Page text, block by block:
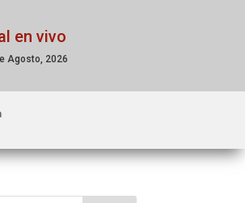
en vivo
Agosto, 2026